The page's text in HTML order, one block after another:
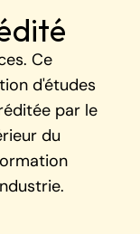
Ce
d'études
par le
du